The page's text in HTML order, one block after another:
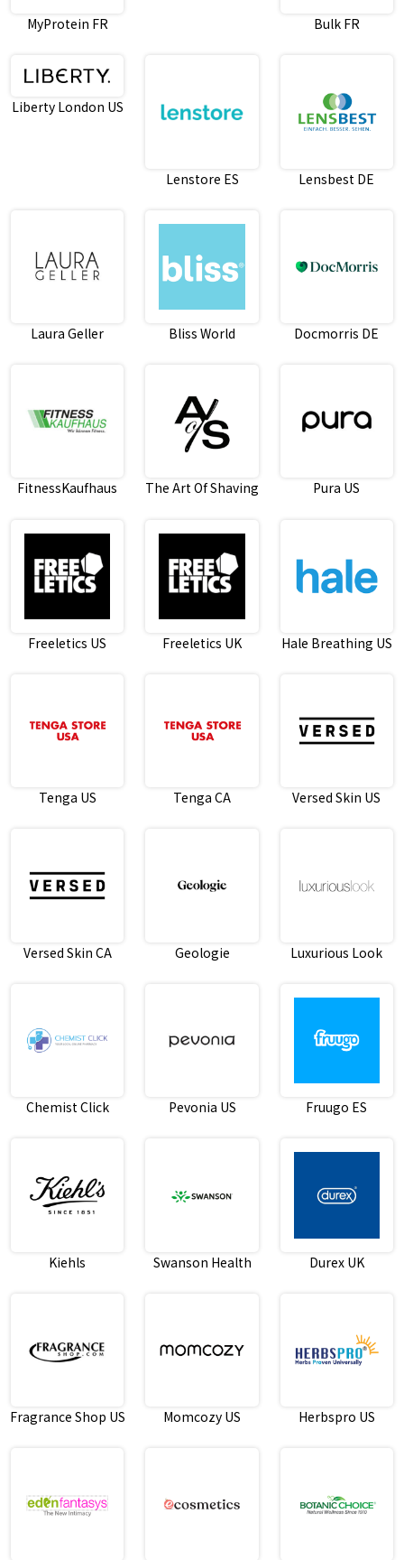
MyProtein FR Bulk FR
Liberty London US
Lenstore ES Lensbest DE
Laura Geller Bliss World Docmorris DE
FitnessKaufhaus The Art Of Shaving Pura US
Freeletics US Freeletics UK Hale Breathing US
Tenga US Tenga CA Versed Skin US
Versed Skin CA Geologie Luxurious Look
Chemist Click Pevonia US Fruugo ES
Kiehls Swanson Health Durex UK
Fragrance Shop US Momcozy US Herbspro US